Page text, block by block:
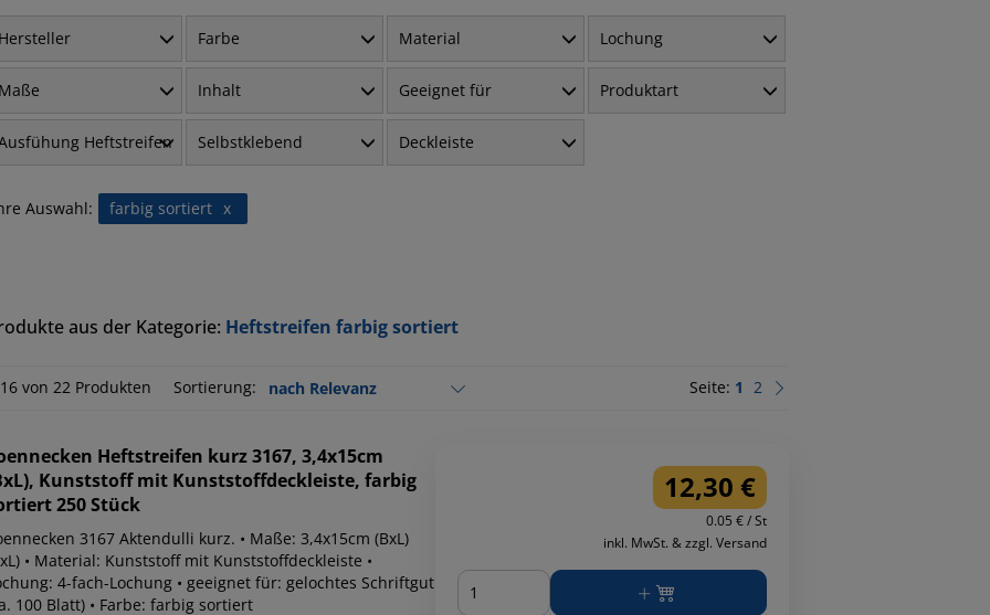
Hersteller Farbe Material Lochung
Maße Inhalt Geeignet für Produktart
Heftstreifen Selbstklebend Deckleiste
Auswahl: x
farbig sortiert
aus der Kategorie: Heftstreifen farbig sortiert
von 22 Produkten Sortierung: Seite: 1 2
Heftstreifen kurz 3167, 3,4x15cm
Kunststoff mit Kunststoffdeckleiste, farbig
250 Stück
3167 Aktendulli kurz. • Maße: 3,4x15cm (BxL)
• Material: Kunststoff mit Kunststoffdeckleiste •
4-fach-Lochung • geeignet für: gelochtes Schriftgut
100 Blatt) • Farbe: farbig sortiert
12,30 €
0.05 € / St
inkl. MwSt. & zzgl. Versand
Menge